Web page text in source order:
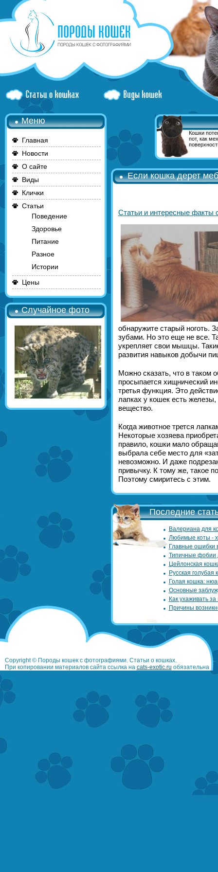
Меню
Главная
Новости
О сайте
Виды
Клички
Статьи
Поведение
Здоровье
Питание
Разное
Истории
Цены
Случайное фото
Кошки
пот, как
Если кошка дерет
Статьи и интересные факты
обнаружите старый ноготь.
зубами. Но это еще не все.
укрепляет свои мышцы.
развития навыков добычи
Можно сказать, что в таком
просыпается хищнический
третья функция. Это
лапках у кошек есть
вещество.
Когда животное трется
Некоторые хозяева
правило, кошки мало
выбрала себе место для
невозможно. И даже
привычку. К тому же, такое
Поэтому смиритесь с этим.
Последние
Валериана для
Любимые коты -
Главные ошибки
Типичные фобии
Цейлонская
Русская голубая
Голая кошка:
Основные
Как ухаживать
Причины
Copyright © Породы кошек с фотографиями. Статьи о кошках.
При копировании материалов сайта ссылка на cats-exotic.ru обязательна